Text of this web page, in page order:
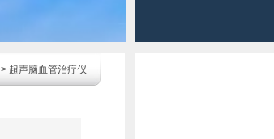
> 超声脑血管治疗仪